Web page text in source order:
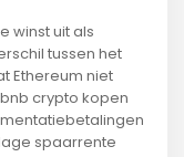
winst uit als
tussen het
Ethereum niet
crypto kopen
spaarrente